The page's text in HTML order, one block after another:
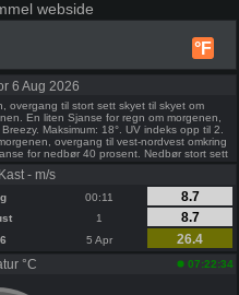
webside
°F
6 Aug 2026
overgang til stort sett skyet til skyet om
En liten Sjanse for regn om morgenen,
Maksimum: 18°. UV indeks opp til 2.
overgang til vest-nordvest omkring
for nedbør 40 prosent. Nedbør stort sett
mm.
- m/s
00:11
8.7
1
8.7
5 Apr
26.4
°C
07:22:34